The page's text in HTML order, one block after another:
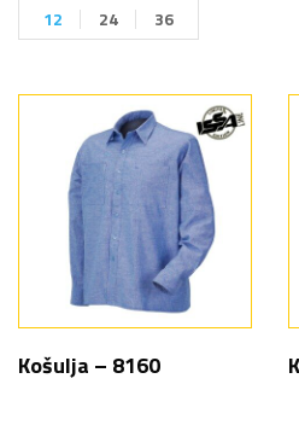
12 24 36
Košulja – 8160